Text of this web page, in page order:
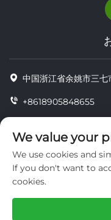
中国浙江省余姚市三七
+8618905848655
[email protected]
We value your
We use cookies and
If you don't want to
cookies.